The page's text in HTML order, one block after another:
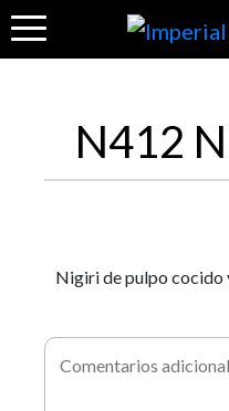
N412
Nigiri de pulpo cocido